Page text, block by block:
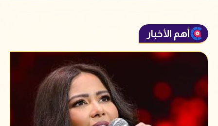
أهم الأخبار